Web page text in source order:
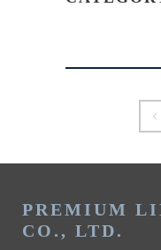
PREMIUM
CO., LTD.